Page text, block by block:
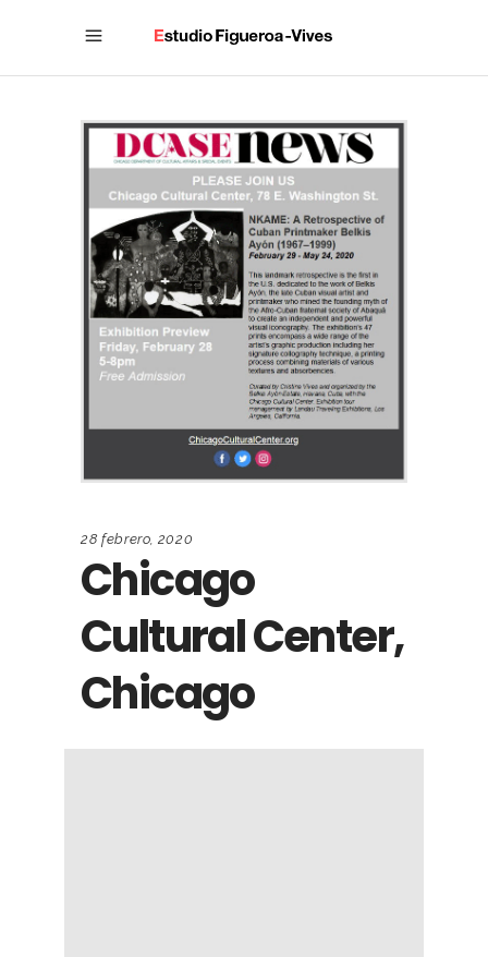
28 febrero, 2020
Chicago
Cultural Center,
Chicago